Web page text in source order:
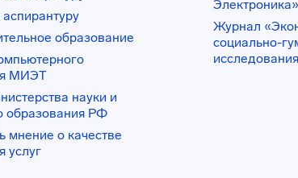
образование
МИЭТ
науки и
образования РФ
мнение о качестве
услуг
Электроника»
Журнал
социально-